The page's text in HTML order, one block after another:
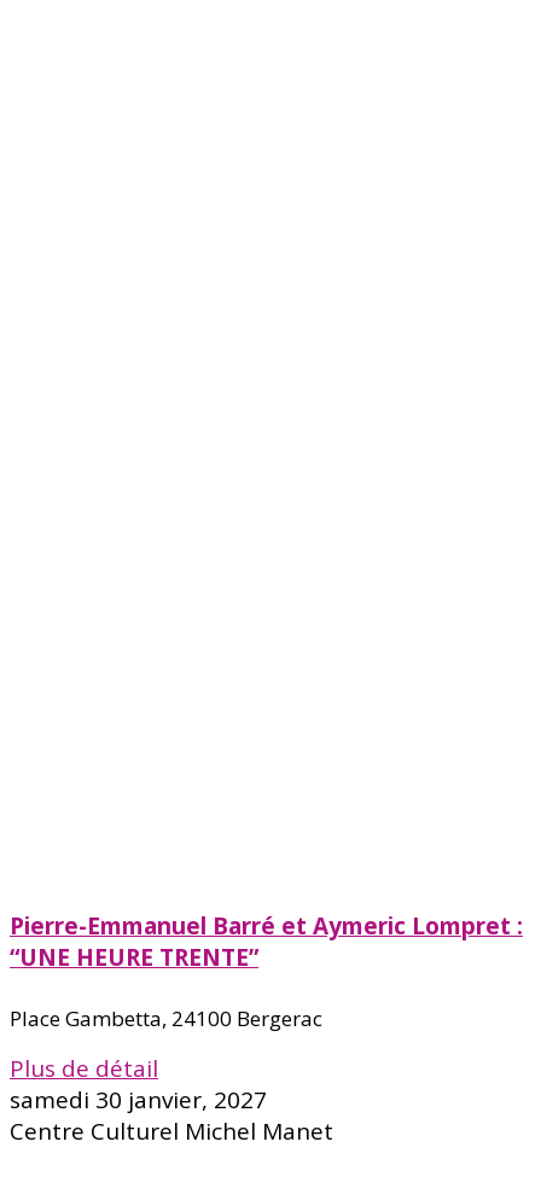
Pierre-Emmanuel Barré et Aymeric Lompret :
“UNE HEURE TRENTE”
Place Gambetta, 24100 Bergerac
Plus de détail
samedi 30 janvier, 2027
Centre Culturel Michel Manet